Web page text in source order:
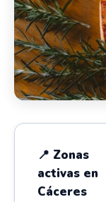
📍 Zonas
activas en
Cáceres